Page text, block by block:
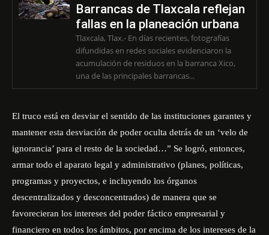
Barrancas de Tlaxcala reflejan
fallas en la planeación urbana
Tlaxcala, Tlax.- En días recientes, fotografías
difundidas en redes sociales evidenciaron la
acumulación de residuos en la barranca Xico,
una de las principales barrancas...
El truco está en desviar el sentido de las instituciones garantes y
mantener esta desviación de poder oculta detrás de un ‘velo de
ignorancia’ para el resto de la sociedad…” Se logró, entonces,
armar todo el aparato legal y administrativo (planes, políticas,
programas y proyectos, e incluyendo los órganos
descentralizados y desconcentrados) de manera que se
favorecieran los intereses del poder fáctico empresarial y
financiero en todos los ámbitos, por encima de los intereses de la